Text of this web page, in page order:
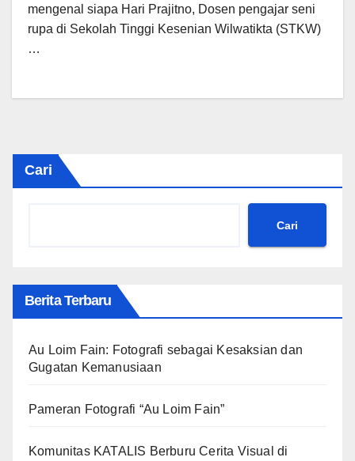
mengenal siapa Hari Prajitno, Dosen pengajar seni
rupa di Sekolah Tinggi Kesenian Wilwatikta (STKW)
…
Cari
Cari
Berita Terbaru
Au Loim Fain: Fotografi sebagai Kesaksian dan
Gugatan Kemanusiaan
Pameran Fotografi “Au Loim Fain”
Komunitas KATALIS Berburu Cerita Visual di